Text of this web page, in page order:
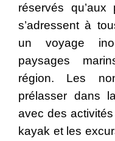
réservés qu’aux
s’adressent à
un voyage
paysages
région. Les
prélasser dans
avec des
kayak et les